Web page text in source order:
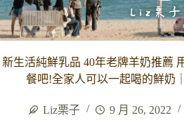
新生活純鮮乳品 40年老牌羊奶推薦
餐吧!全家人可以一起喝的鮮奶
Liz栗子 9 月 26, 2022